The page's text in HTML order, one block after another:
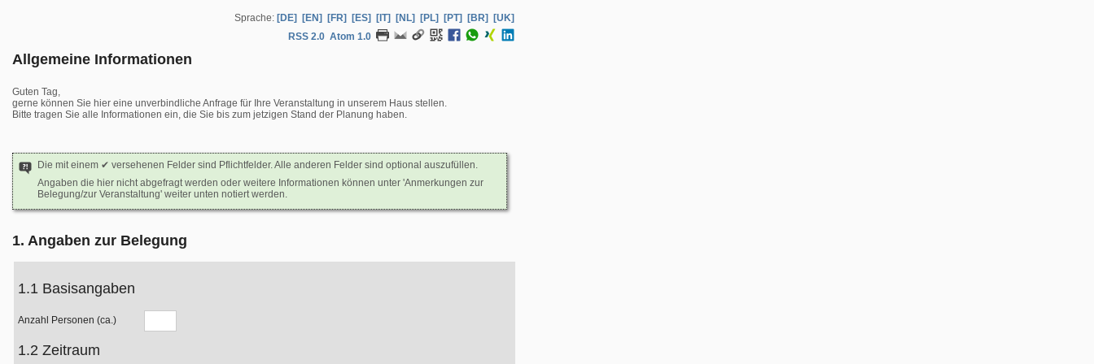
Sprache: [DE] [EN] [FR] [ES] [IT] [NL] [PL] [PT] [BR]
[UK]
RSS 2.0 Atom 1.0
Allgemeine Informationen
Guten Tag,
gerne können Sie hier eine unverbindliche Anfrage für Ihre Veranstaltung in unserem Haus stellen.
Bitte tragen Sie alle Informationen ein, die Sie bis zum jetzigen Stand der Planung haben.
Die mit einem ✔ versehenen Felder sind Pflichtfelder. Alle anderen Felder sind optional auszufüllen.
Angaben die hier nicht abgefragt werden oder weitere Informationen können unter 'Anmerkungen zur
Belegung/zur Veranstaltung' weiter unten notiert werden.
1. Angaben zur Belegung
1.1 Basisangaben
Anzahl Personen (ca.)
1.2 Zeitraum